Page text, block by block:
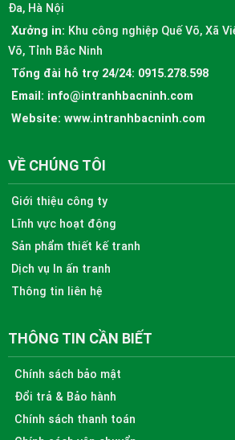
Đa, Hà Nội
Xưởng in: Khu công nghiệp Quế Võ, Xã
Võ, Tỉnh Bắc Ninh
Tổng đài hỗ trợ 24/24: 0915.278.598
Email: info@intranhbacninh.com
Website: www.intranhbacninh.com
VỀ CHÚNG TÔI
Giới thiệu công ty
Lĩnh vực hoạt động
Sản phẩm thiết kế tranh
Dịch vụ In ấn tranh
Thông tin liên hệ
THÔNG TIN CẦN BIẾT
Chính sách bảo mật
Đổi trả & Bảo hành
Chính sách thanh toán